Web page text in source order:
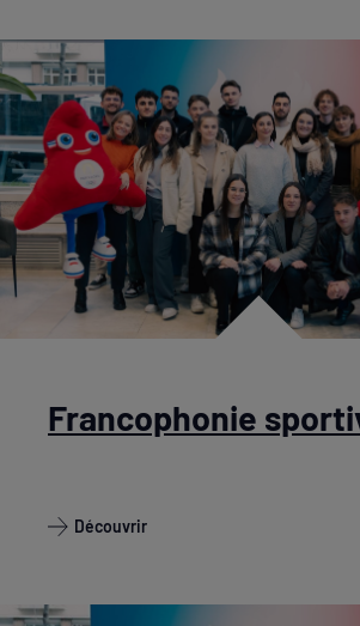
Francophonie
Découvrir